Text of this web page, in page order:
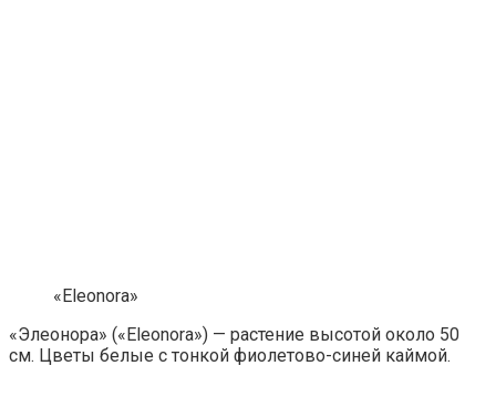
«Eleonora»
«Элеонора» («Eleonora») — растение высотой около 50
см. Цветы белые с тонкой фиолетово-синей каймой.